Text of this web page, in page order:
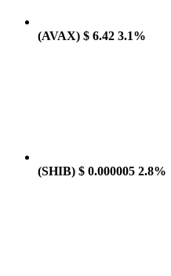
(AVAX) $ 6.42 3.1%
(SHIB) $ 0.000005 2.8%